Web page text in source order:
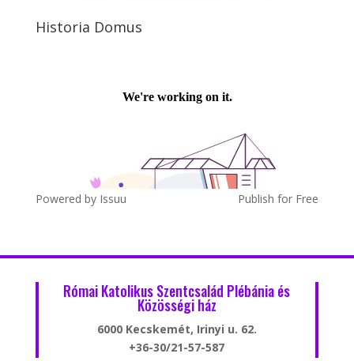
Historia Domus
Powered by Issuu Publish for Free
Római Katolikus Szentcsalád Plébánia és
Közösségi ház
6000 Kecskemét, Irinyi u. 62.
+36-30/21-57-587